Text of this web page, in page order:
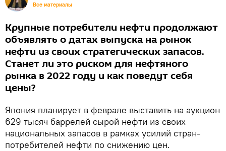
Все материалы
Крупные потребители нефти продолжают
объявлять о датах выпуска на рынок
нефти из своих стратегических запасов.
Станет ли это риском для нефтяного
рынка в 2022 году и как поведут себя
цены?
Япония планирует в феврале выставить на аукцион
629 тысяч баррелей сырой нефти из своих
национальных запасов в рамках усилий стран-
потребителей нефти по снижению цен.